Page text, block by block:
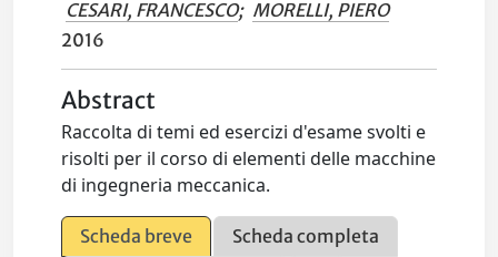
CESARI, FRANCESCO; MORELLI, PIERO
2016
Abstract
Raccolta di temi ed esercizi d'esame svolti e
risolti per il corso di elementi delle macchine
di ingegneria meccanica.
Scheda breve
Scheda completa